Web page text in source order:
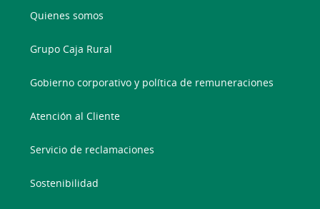
Quienes somos
Grupo Caja Rural
Gobierno corporativo y política de remuneraciones
Atención al Cliente
Servicio de reclamaciones
Sostenibilidad